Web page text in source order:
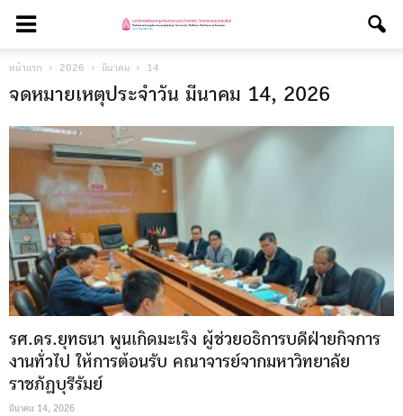
หน้าแรก 2026 มีนาคม 14
จดหมายเหตุประจำวัน มีนาคม 14, 2026
รศ.ดร.ยุทธนา พูนเกิดมะเริง ผู้ช่วยอธิการบดีฝ่ายกิจการ
งานทั่วไป ให้การต้อนรับ คณาจารย์จากมหาวิทยาลัย
ราชภัฏบุรีรัมย์
มีนาคม 14, 2026